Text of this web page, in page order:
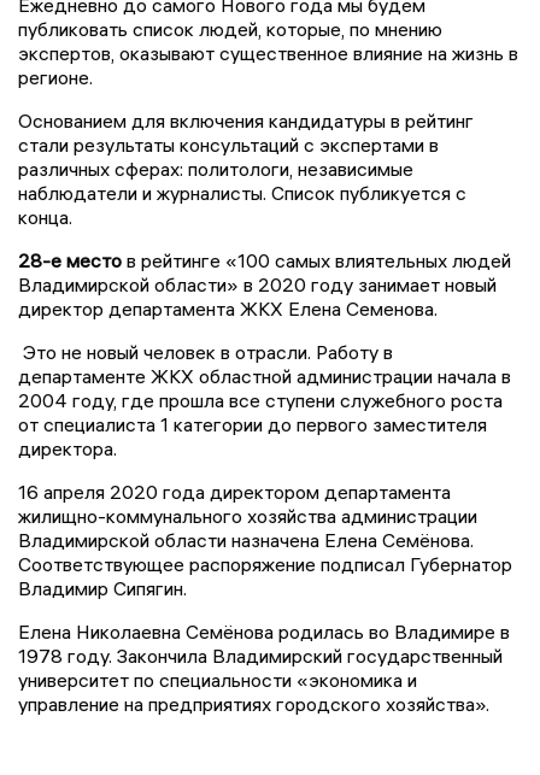
публиковать список людей, которые, по мнению
экспертов, оказывают существенное влияние на жизнь в
регионе.
Основанием для включения кандидатуры в рейтинг
стали результаты консультаций с экспертами в
различных сферах: политологи, независимые
наблюдатели и журналисты. Список публикуется с
конца.
28-е место в рейтинге «100 самых влиятельных людей
Владимирской области» в 2020 году занимает новый
директор департамента ЖКХ Елена Семенова.
Это не новый человек в отрасли. Работу в
департаменте ЖКХ областной администрации начала в
2004 году, где прошла все ступени служебного роста
от специалиста 1 категории до первого заместителя
директора.
16 апреля 2020 года директором департамента
жилищно-коммунального хозяйства администрации
Владимирской области назначена Елена Семёнова.
Соответствующее распоряжение подписал Губернатор
Владимир Сипягин.
Елена Николаевна Семёнова родилась во Владимире в
1978 году. Закончила Владимирский государственный
университет по специальности «экономика и
управление на предприятиях городского хозяйства».